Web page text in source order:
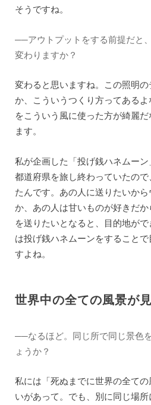
そうですね。
──アウトプットをする前提だと
変わりますか？
変わると思いますね。この照明
か、こういうつくり方ってある
をこういう風に使った方が綺麗
ます。
私が企画した「投げ銭ハネムー
都道府県を旅し終わっていたの
たんです。あの人に送りたいか
か、あの人は甘いものが好きだ
を送りたいとなると、目的地が
は投げ銭ハネムーンをすること
すよね。
世界中の全ての風景が
──なるほど。同じ所で同じ景色
ょうか？
私には「死ぬまでに世界の全て
いがあって。でも、別に同じ場